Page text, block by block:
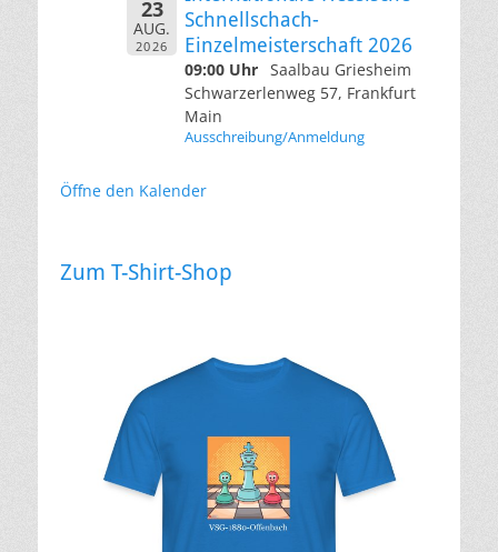
23
AUG.
2026
Schnellschach-
Einzelmeisterschaft 2026
09:00 Uhr Saalbau Griesheim
Schwarzerlenweg 57, Frankfurt
Main
Ausschreibung/Anmeldung
Öffne den Kalender
Zum T-Shirt-Shop